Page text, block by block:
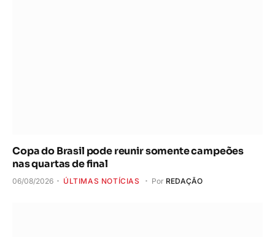
Copa do Brasil pode reunir somente campeões
nas quartas de final
06/08/2026 ÚLTIMAS NOTÍCIAS Por REDAÇÃO